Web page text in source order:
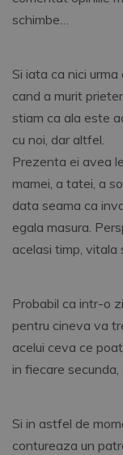
schimbe…
Si iata ca nici
cand a murit
stiam ca ala este
cu noi, dar altfel.
Prezenta ei avea
mamei, a tatei, a
data seama ca
egala masura.
acelasi timp, vitala
Probabil ca intr-o
pentru cineva va
acelui ceva ce
in fiecare
Si in astfel de
contureaza un